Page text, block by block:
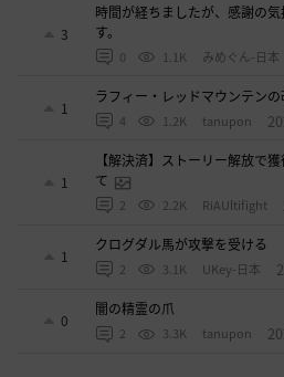
3
時間が経ちましたが、感謝の
す。
0 1.1K みめぐん-日本
1
ラフィー・レッドマウンテン
4 1.2K tanupon
1
【解決済】ストーリー解放で
て
2 2.2K RiAUltifight
1
クログダル馬が攻撃を受ける
2 3.1K UKey-日本
0
闇の精霊の爪
2 3.3K tanupon